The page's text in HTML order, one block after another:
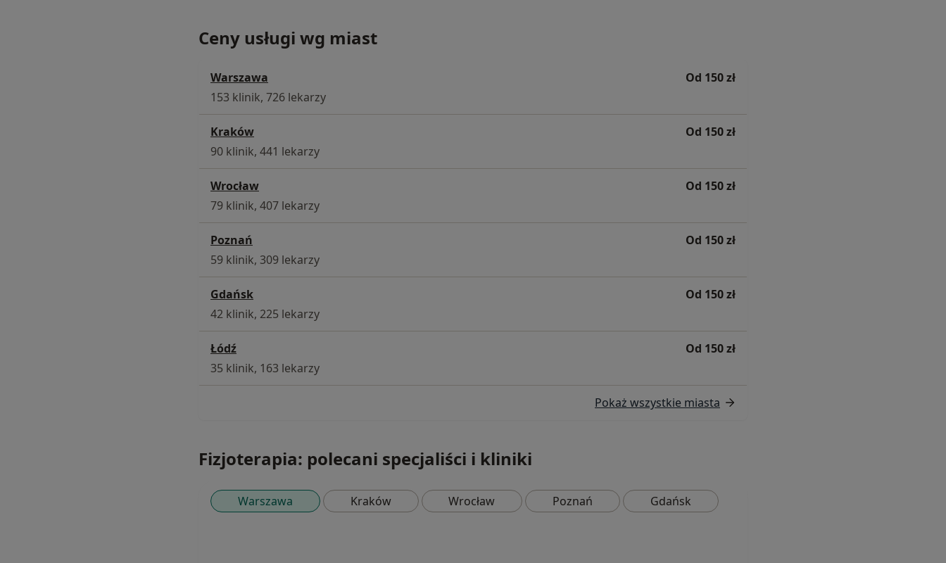
Ceny usługi wg miast
Warszawa
Od 150 zł
153 klinik, 726 lekarzy
Kraków
Od 150 zł
90 klinik, 441 lekarzy
Wrocław
Od 150 zł
79 klinik, 407 lekarzy
Poznań
Od 150 zł
59 klinik, 309 lekarzy
Gdańsk
Od 150 zł
42 klinik, 225 lekarzy
Łódź
Od 150 zł
35 klinik, 163 lekarzy
Pokaż wszystkie miasta
Fizjoterapia: polecani specjaliści i kliniki
Warszawa Kraków Wrocław Poznań Gdańsk